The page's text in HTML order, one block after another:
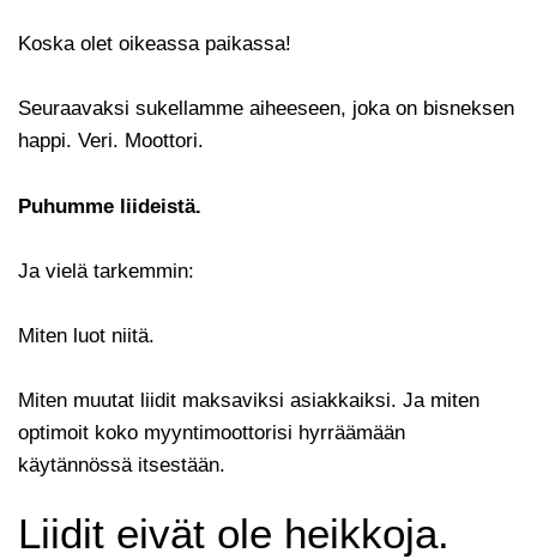
Koska olet oikeassa paikassa!
Seuraavaksi sukellamme aiheeseen, joka on bisneksen
happi. Veri. Moottori.
Puhumme liideistä.
Ja vielä tarkemmin:
Miten luot niitä.
Miten muutat liidit maksaviksi asiakkaiksi. Ja miten
optimoit koko myyntimoottorisi hyrräämään
käytännössä itsestään.
Liidit eivät ole heikkoja.